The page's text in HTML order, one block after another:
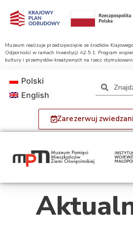
Muzeum realizuje przedsięwzięcie ze środków
Odporności w ramach Inwestycji A2.5.1: Program
kultury i przemysłów kreatywnych na rzecz
Zarezerwuj
Polski
English